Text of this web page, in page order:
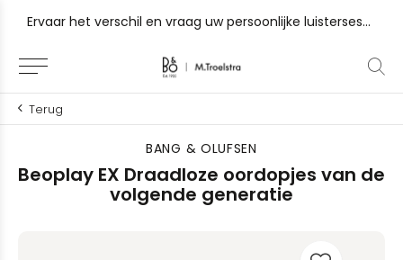
Ervaar het verschil en vraag uw persoonlijke luistersessie
Terug
BANG & OLUFSEN
Beoplay EX Draadloze oordopjes van de
volgende generatie